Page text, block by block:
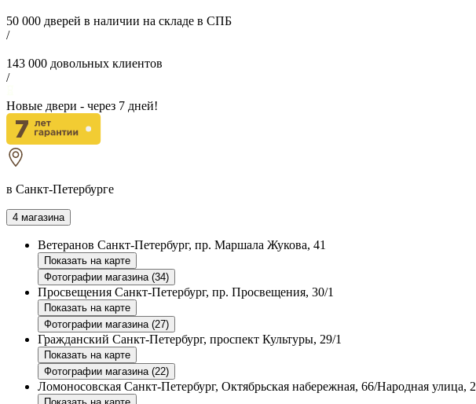
50 000 дверей в наличии на складе в СПБ
/
143 000 довольных клиентов
/
Новые двери - через 7 дней!
в Санкт-Петербурге
4 магазина
Ветеранов Санкт-Петербург, пр. Маршала Жукова, 41
Показать на карте
Фотографии магазина (34)
Просвещения Санкт-Петербург, пр. Просвещения, 30/1
Показать на карте
Фотографии магазина (27)
Гражданский Санкт-Петербург, проспект Культуры, 29/1
Показать на карте
Фотографии магазина (22)
Ломоносовская Санкт-Петербург, Октябрьская набережная, 66/Народная улица, 2